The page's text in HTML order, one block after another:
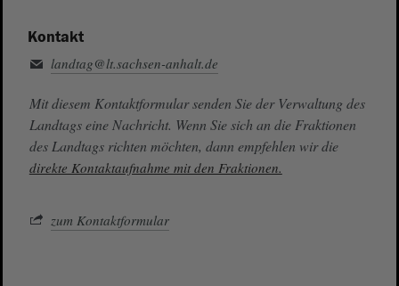
Kontakt
landtag@lt.sachsen-anhalt.de
Mit diesem Kontaktformular senden Sie der Verwaltung des
Landtags eine Nachricht. Wenn Sie sich an die Fraktionen
des Landtags richten möchten, dann empfehlen wir die
direkte Kontaktaufnahme mit den Fraktionen.
zum Kontaktformular